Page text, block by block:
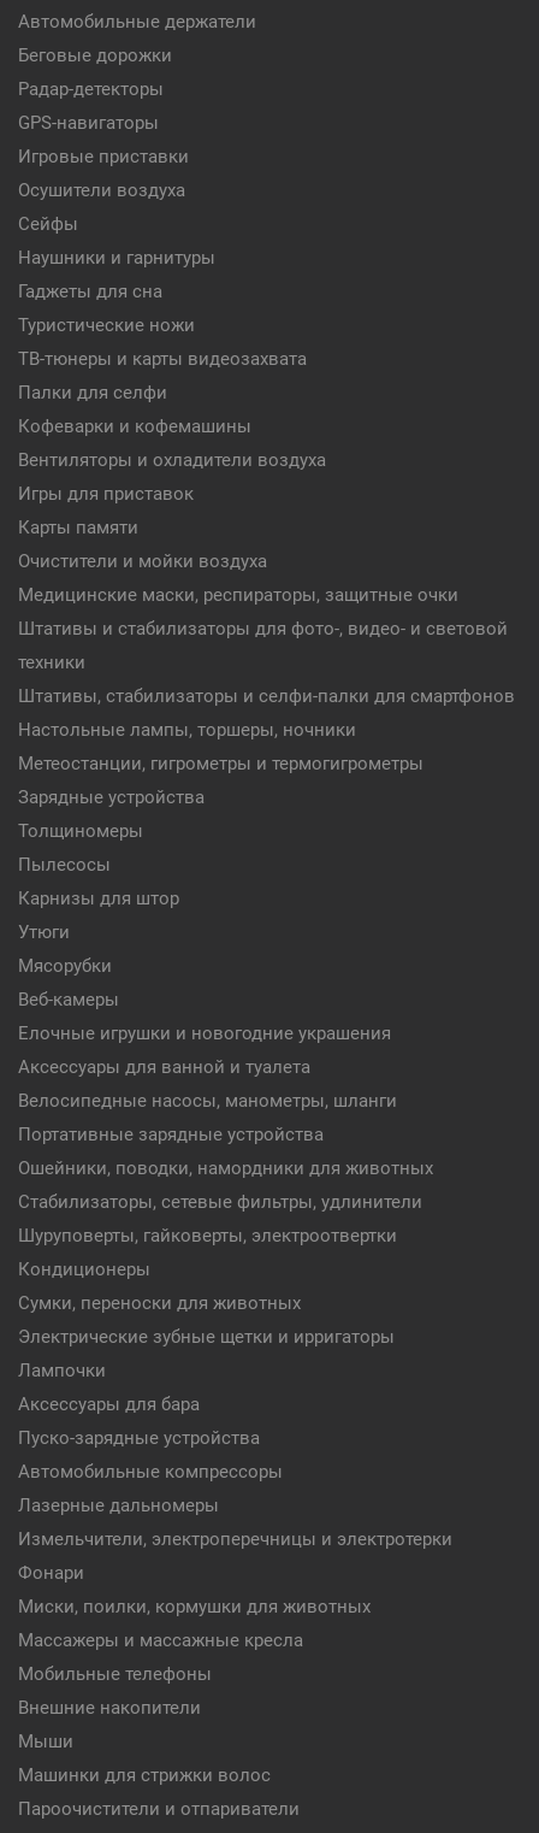
Автомобильные держатели
Беговые дорожки
Радар-детекторы
GPS-навигаторы
Игровые приставки
Осушители воздуха
Сейфы
Наушники и гарнитуры
Гаджеты для сна
Туристические ножи
ТВ-тюнеры и карты видеозахвата
Палки для селфи
Кофеварки и кофемашины
Вентиляторы и охладители воздуха
Игры для приставок
Карты памяти
Очистители и мойки воздуха
Медицинские маски, респираторы, защитные очки
Штативы и стабилизаторы для фото-, видео- и световой
техники
Штативы, стабилизаторы и селфи-палки для смартфонов
Настольные лампы, торшеры, ночники
Метеостанции, гигрометры и термогигрометры
Зарядные устройства
Толщиномеры
Пылесосы
Карнизы для штор
Утюги
Мясорубки
Веб-камеры
Елочные игрушки и новогодние украшения
Аксессуары для ванной и туалета
Велосипедные насосы, манометры, шланги
Портативные зарядные устройства
Ошейники, поводки, намордники для животных
Стабилизаторы, сетевые фильтры, удлинители
Шуруповерты, гайковерты, электроотвертки
Кондиционеры
Сумки, переноски для животных
Электрические зубные щетки и ирригаторы
Лампочки
Аксессуары для бара
Пуско-зарядные устройства
Автомобильные компрессоры
Лазерные дальномеры
Измельчители, электроперечницы и электротерки
Фонари
Миски, поилки, кормушки для животных
Массажеры и массажные кресла
Мобильные телефоны
Внешние накопители
Мыши
Машинки для стрижки волос
Пароочистители и отпариватели